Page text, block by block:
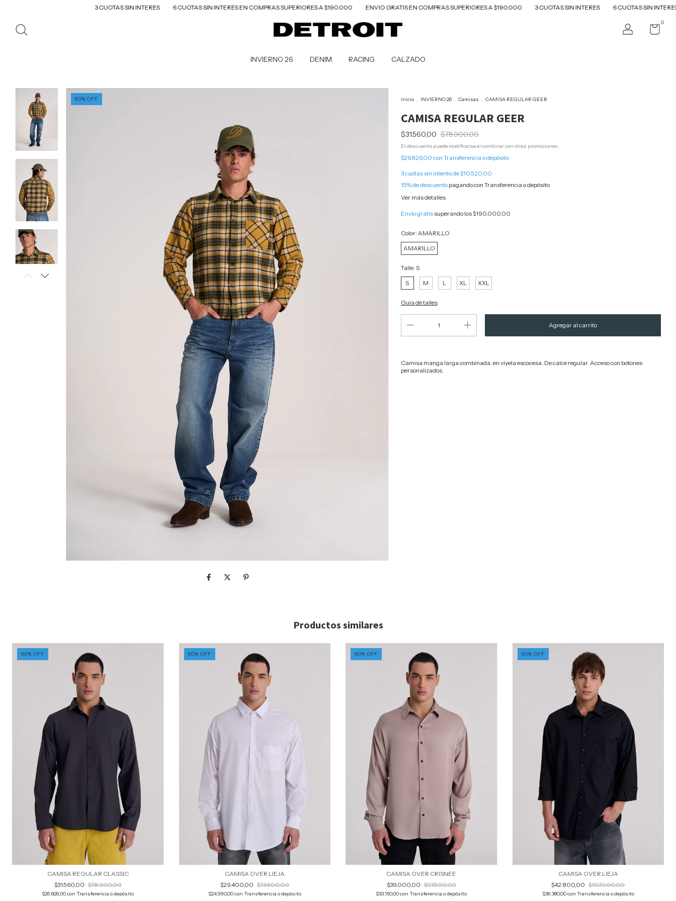
3 CUOTAS SIN INTERES 6 CUOTAS SIN INTERES EN COMPRAS SUPERIORES A $190.000 ENVIO GRATIS EN COMPRAS SUPERIORES A $190.000 3 CUOTAS SIN INTERES 6 CUOTAS SIN INTERES EN
0
INVIERNO 26 DENIM RACING CALZADO
60% OFF Inicio . INVIERNO 26 . Camisas . CAMISA REGULAR GEER
CAMISA REGULAR GEER
$31.560,00 $78.900,00
El descuento puede modificarse al combinar con otras promociones.
$26.826,00 con Transferencia o depósito
3cuotas sin interés de$10.520,00
15% de descuentopagando con Transferencia o depósito
Ver más detalles
Envío gratis superando los$190.000,00
Color: AMARILLO
AMARILLO
Talle: S
S
M L XL XXL
Guía de talles
Camisa manga larga combinada, en viyela escocesa. De calce regular. Acceso con botones
personalizados.
Productos similares
60% OFF
CAMISA REGULAR CLASSIC
$31.560,00 $78.900,00
$26.826,00con Transferencia o depósito
60% OFF
CAMISA OVER LIEJA
$29.400,00 $73.500,00
$24.990,00con Transferencia o depósito
60% OFF
CAMISA OVER CRISNEE
$39.000,00 $97.500,00
$33.150,00con Transferencia o depósito
60% OFF
CAMISA OVER LIEJA
$42.800,00 $107.000,00
$36.380,00con Transferencia o depósito